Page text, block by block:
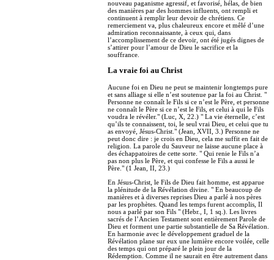
nouveau paganisme agressif, et favorisé, hélas, de bien
des manières par des hommes influents, ont rempli et
continuent à remplir leur devoir de chrétiens. Ce
remerciement va, plus chaleureux encore et mêlé d’une
admiration reconnaissante, à ceux qui, dans
l’accomplissement de ce devoir, ont été jugés dignes de
s’attirer pour l’amour de Dieu le sacrifice et la
souffrance.
La vraie foi au Christ
Aucune foi en Dieu ne peut se maintenir longtemps pure
et sans alliage si elle n’est soutenue par la foi au Christ. "
Personne ne connaît le Fils si ce n’est le Père, et personne
ne connaît le Père si ce n’est le Fils, et celui à qui le Fils
voudra le révéler." (Luc, X, 22.) " La vie éternelle, c’est
qu’ils te connaissent, toi, le seul vrai Dieu, et celui que tu
as envoyé, Jésus-Christ." (Jean, XVII, 3.) Personne ne
peut donc dire : je crois en Dieu, cela me suffit en fait de
religion. La parole du Sauveur ne laisse aucune place à
des échappatoires de cette sorte. " Qui renie le Fils n’a
pas non plus le Père, et qui confesse le Fils a aussi le
Père." (1 Jean, II, 23.)
En Jésus-Christ, le Fils de Dieu fait homme, est apparue
la plénitude de la Révélation divine. " En beaucoup de
manières et à diverses reprises Dieu a parlé à nos pères
par les prophètes. Quand les temps furent accomplis, Il
nous a parlé par son Fils " (Hebr., I, 1 sq.). Les livres
sacrés de l’Ancien Testament sont entièrement Parole de
Dieu et forment une partie substantielle de Sa Révélation.
En harmonie avec le développement graduel de la
Révélation plane sur eux une lumière encore voilée, celle
des temps qui ont préparé le plein jour de la
Rédemption. Comme il ne saurait en être autrement dans